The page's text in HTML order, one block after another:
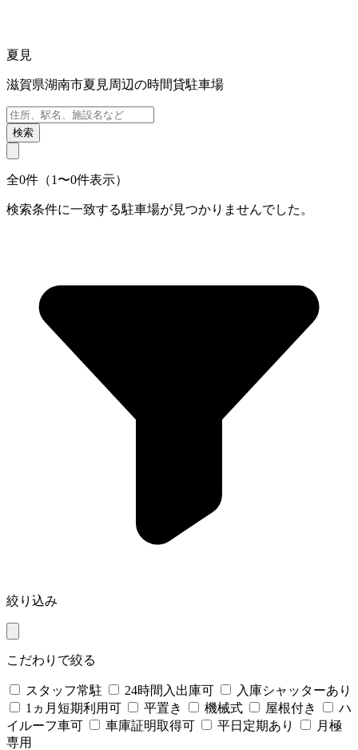
夏見
滋賀県湖南市夏見周辺の時間貸駐車場
検索
全0件（1〜0件表示）
検索条件に一致する駐車場が見つかりませんでした。
絞り込み
こだわりで絞る
スタッフ常駐 24時間入出庫可
入庫シャッターあり
1ヵ月短期利用可
平置き 機械式 屋根付き
ハ
イルーフ車可
車庫証明取得可 平日定期あり
月極
専用